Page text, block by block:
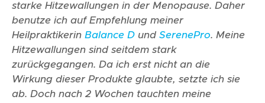
starke Hitzewallungen in der Menopause. Daher
benutze ich auf Empfehlung meiner
Heilpraktikerin Balance D und SerenePro. Meine
Hitzewallungen sind seitdem stark
zurückgegangen. Da ich erst nicht an die
Wirkung dieser Produkte glaubte, setzte ich sie
ab. Doch nach 2 Wochen tauchten meine